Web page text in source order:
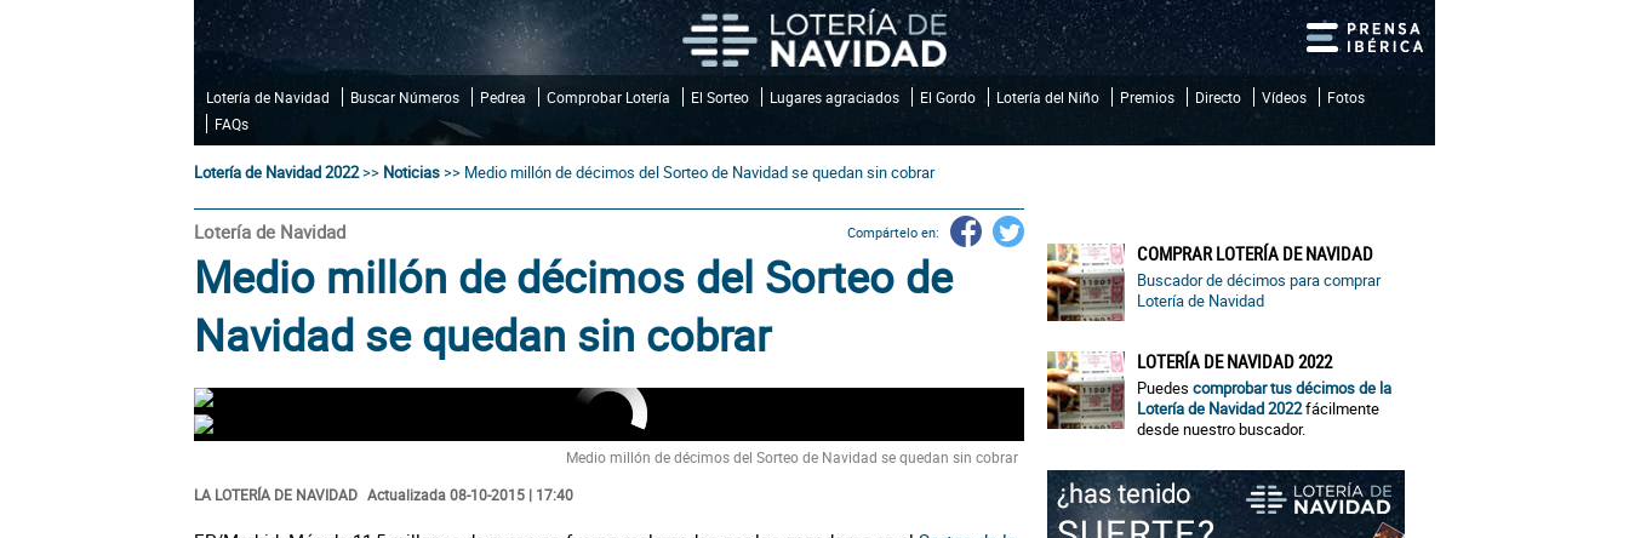
Lotería de Navidad Buscar Números Pedrea Comprobar Lotería El Sorteo Lugares agraciados El Gordo Lotería del Niño Premios Directo Vídeos
Fotos
FAQs
Lotería de Navidad 2022>> Noticias>> Medio millón de décimos del Sorteo de Navidad se quedan sin cobrar
Compártelo en:
Lotería de Navidad
Medio millón de décimos del Sorteo de
Navidad se quedan sin cobrar
Medio millón de décimos del Sorteo de Navidad se quedan sin cobrar
LA LOTERÍA DE NAVIDAD Actualizada 08-10-2015 | 17:40
COMPRAR LOTERÍA DE NAVIDAD
Buscador de décimos para comprar
Lotería de Navidad
LOTERÍA DE NAVIDAD 2022
Puedes comprobar tus décimos de la
Lotería de Navidad 2022fácilmente
desde nuestro buscador.